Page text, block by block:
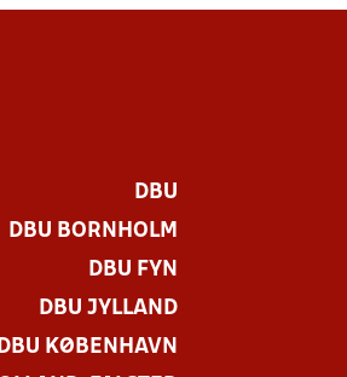
DBU
DBU BORNHOLM
DBU FYN
DBU JYLLAND
DBU KØBENHAVN